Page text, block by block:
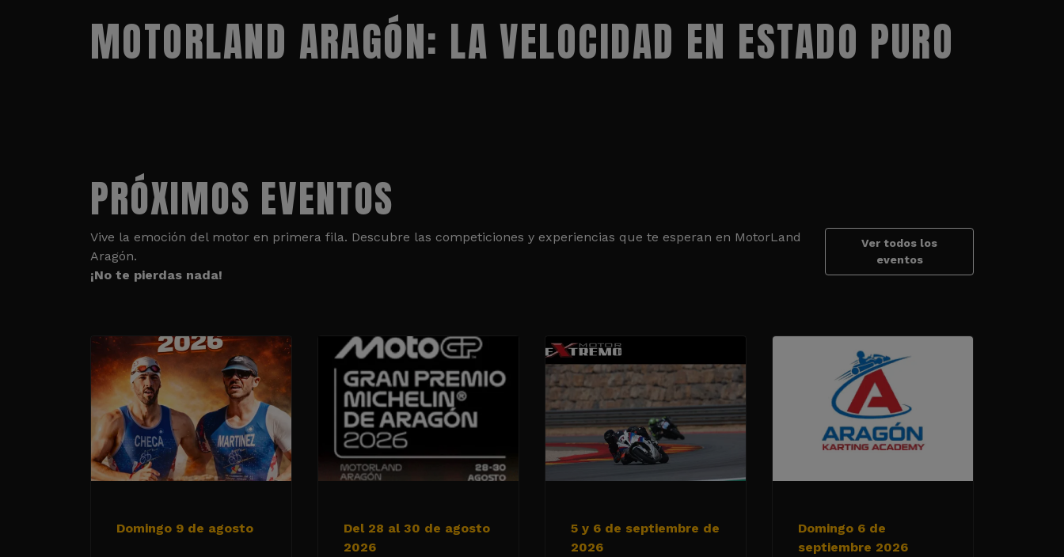
MOTORLAND ARAGÓN: LA VELOCIDAD EN ESTADO PURO
PRÓXIMOS EVENTOS
Vive la emoción del motor en primera fila. Descubre las competiciones y experiencias que te esperan en MotorLand
Aragón.
¡No te pierdas nada!
Ver todos los
eventos
Domingo 9 de agosto
Del 28 al 30 de agosto
2026
5 y 6 de septiembre de
2026
Domingo 6 de
septiembre 2026